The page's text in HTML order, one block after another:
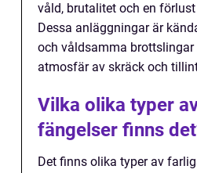
våld, brutalitet och en
Dessa anläggningar är
och våldsamma brottslingar
atmosfär av skräck och
Vilka olika typer
fängelser finns
Det finns olika typer av